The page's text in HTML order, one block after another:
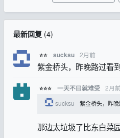
最新回复(4)
⭐⭐ sucksu 2月前
紫金桥头，昨晚路过看
⭐⭐⭐ 一天不曰就难受 2月前
sucksu
紫金桥头，昨
那边太垃圾了比东白菜